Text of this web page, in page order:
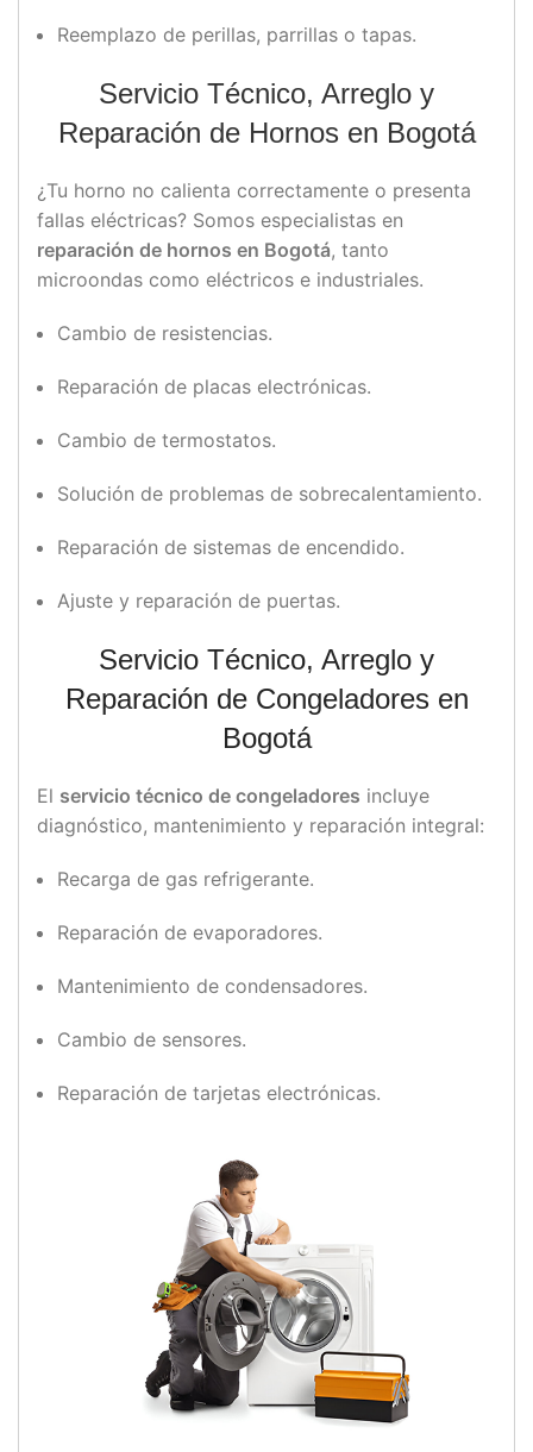
Reemplazo de perillas, parrillas o tapas.
Servicio Técnico, Arreglo y
Reparación de Hornos en Bogotá
¿Tu horno no calienta correctamente o presenta
fallas eléctricas? Somos especialistas en
reparación de hornos en Bogotá, tanto
microondas como eléctricos e industriales.
Cambio de resistencias.
Reparación de placas electrónicas.
Cambio de termostatos.
Solución de problemas de sobrecalentamiento.
Reparación de sistemas de encendido.
Ajuste y reparación de puertas.
Servicio Técnico, Arreglo y
Reparación de Congeladores en
Bogotá
El servicio técnico de congeladores incluye
diagnóstico, mantenimiento y reparación integral:
Recarga de gas refrigerante.
Reparación de evaporadores.
Mantenimiento de condensadores.
Cambio de sensores.
Reparación de tarjetas electrónicas.